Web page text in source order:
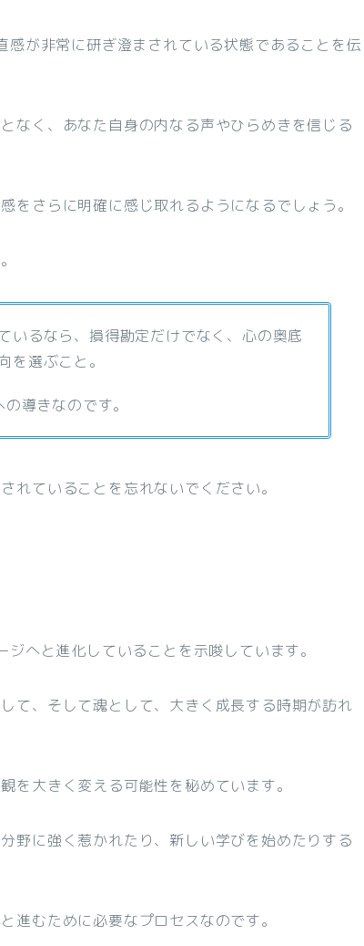
が非常に研ぎ澄まされている状態であることを伝
なく、あなた自身の内なる声やひらめきを信じる
をさらに明確に感じ取れるようになるでしょう。
いるなら、損得勘定だけでなく、心の奥底
を選ぶこと。
導きなのです。
れていることを忘れないでください。
へと進化していることを示唆しています。
て、そして魂として、大きく成長する時期が訪れ
を大きく変える可能性を秘めています。
野に強く惹かれたり、新しい学びを始めたりする
進むために必要なプロセスなのです。